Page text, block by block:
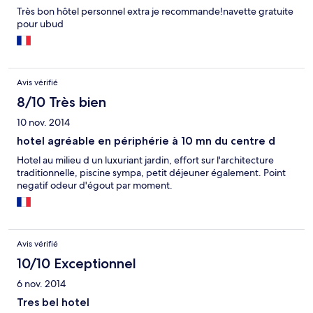
Très bon hôtel personnel extra je recommande!navette gratuite
pour ubud
Avis vérifié
8/10 Très bien
10 nov. 2014
hotel agréable en périphérie à 10 mn du centre d
Hotel au milieu d un luxuriant jardin, effort sur l'architecture
traditionnelle, piscine sympa, petit déjeuner également. Point
negatif odeur d'égout par moment.
Avis vérifié
10/10 Exceptionnel
6 nov. 2014
Tres bel hotel